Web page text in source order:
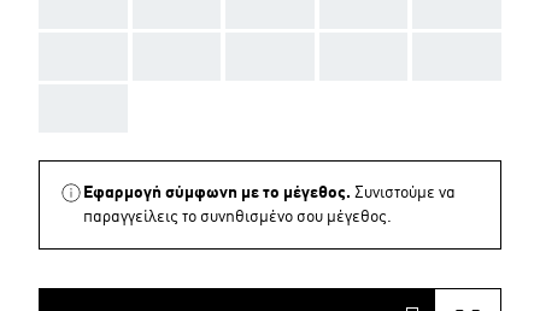
Εφαρμογή σύμφωνη με το μέγεθος. Συνιστούμε να
παραγγείλεις το συνηθισμένο σου μέγεθος.